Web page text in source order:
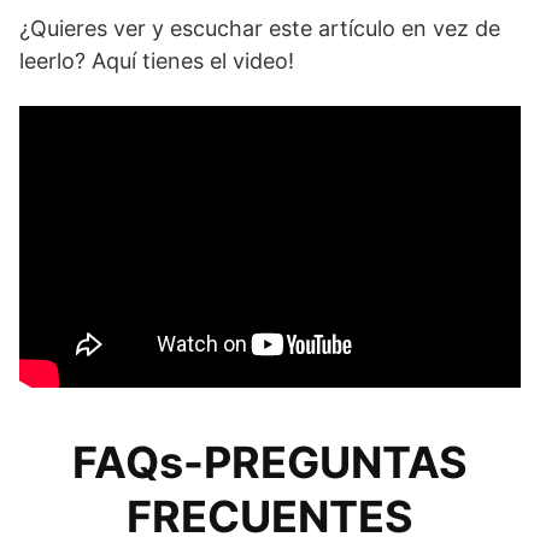
¿Quieres ver y escuchar este artículo en vez de
leerlo? Aquí tienes el video!
FAQs-PREGUNTAS
FRECUENTES